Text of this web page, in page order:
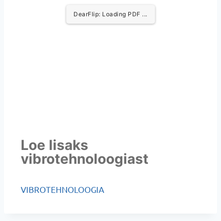
DearFlip: Loading PDF ...
Loe lisaks
vibrotehnoloogiast
VIBROTEHNOLOOGIA